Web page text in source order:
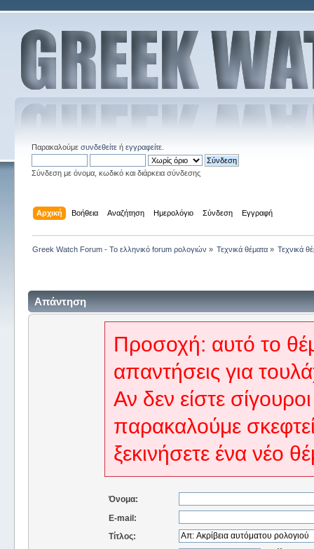
Παρακαλούμε συνδεθείτεή εγγραφείτε.
Σύνδεση με όνομα, κωδικό και διάρκεια σύνδεσης
Αρχική Βοήθεια Αναζήτηση Ημερολόγιο Σύνδεση Εγγραφή
Greek Watch Forum - Το ελληνικό forum ρολογιών » Τεχνικά θέματα » Τεχνικά
Απάντηση
Προσοχή: αυτό το
απαντήσεις για
Αν δεν είστε
παρακαλούμε
ξεκινήσετε ένα νέο
Όνομα:
E-mail:
Τίτλος: